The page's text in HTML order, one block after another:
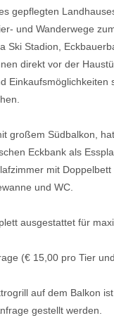
gepflegten
und Wanderwege
Ski Stadion,
direkt vor der
Einkaufsmöglichkeiten
großem Südbalkon,
Eckbank als
mit
und WC.
ausgestattet für
(€ 15,00 pro Tier
auf dem Balkon
gestellt werden.